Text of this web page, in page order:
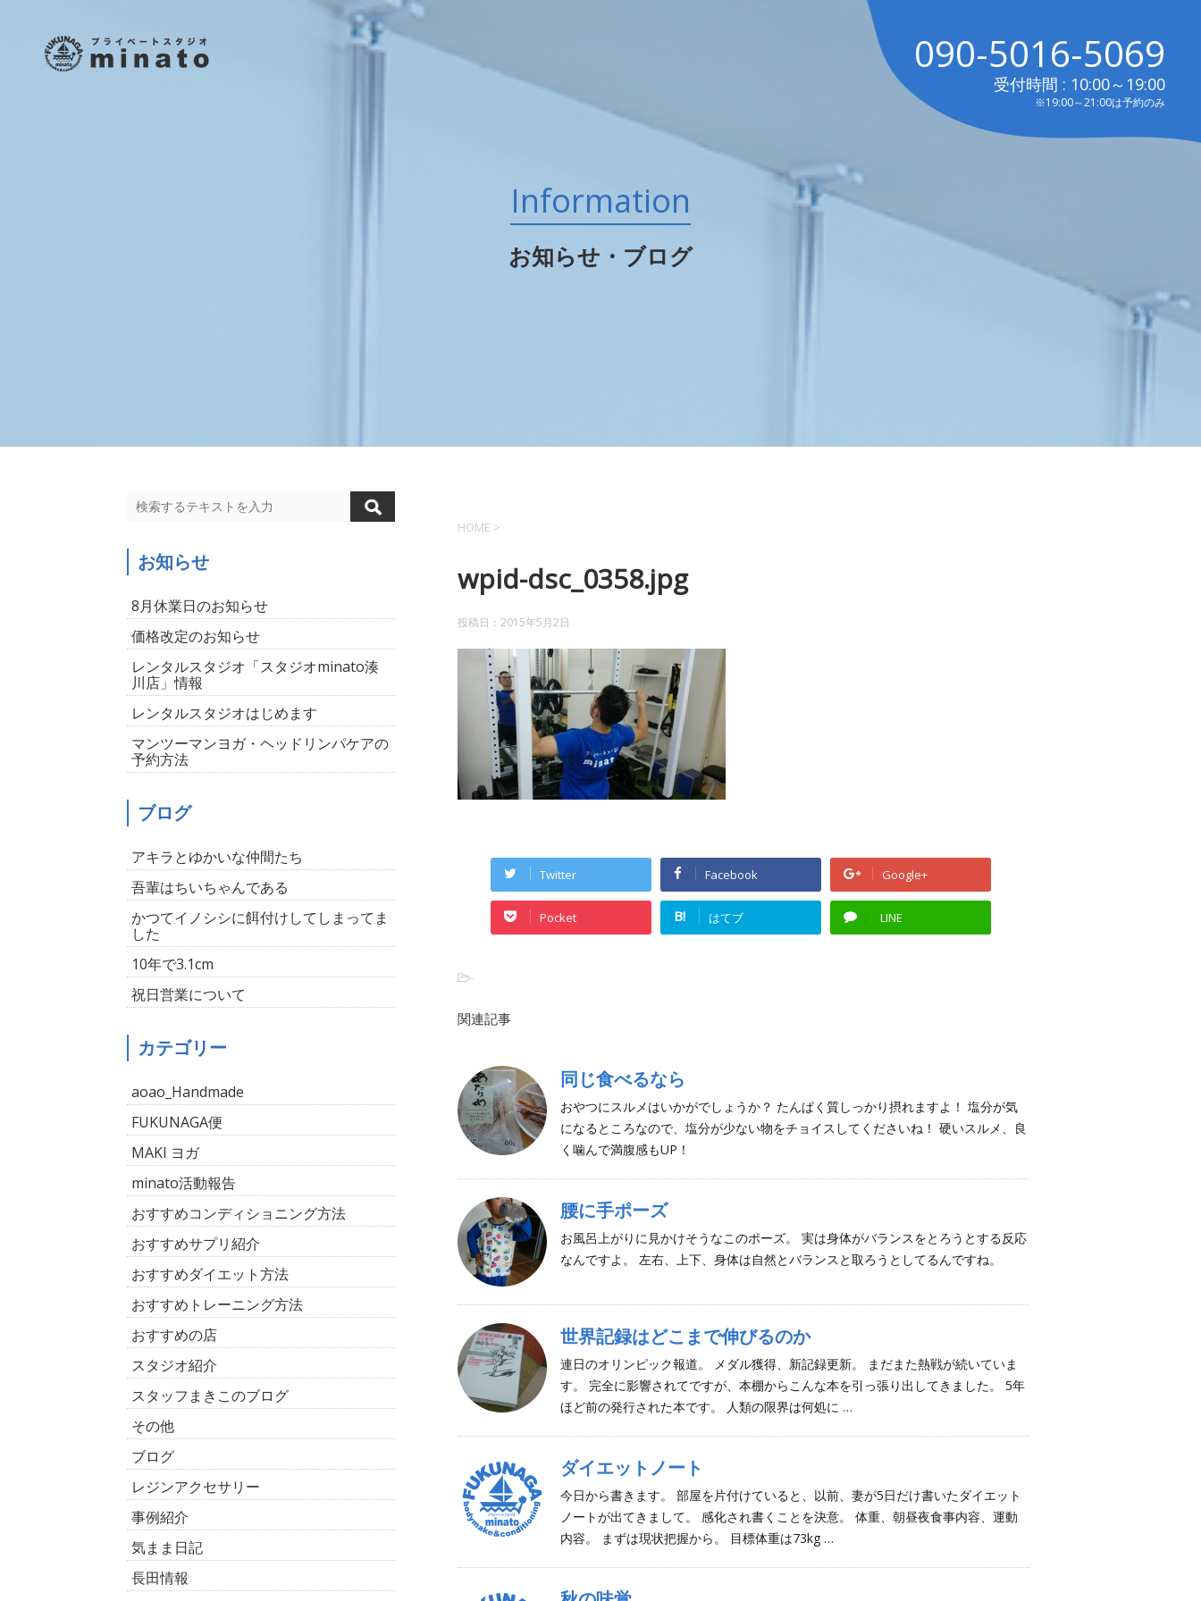
Information
お知らせ・ブログ
090-5016-5069
受付時間 : 10:00～19:00
※19:00～21:00は予約のみ
HOME >
wpid-dsc_0358.jpg
投稿日： 2015年5月2日
Twitter Facebook Google+
Pocket B! はてブ LINE
-
関連記事
同じ食べるなら
おやつにスルメはいかがでしょうか？ たんぱく質しっかり摂れますよ！ 塩分が気
になるところなので、塩分が少ない物をチョイスしてくださいね！ 硬いスルメ、良
く噛んで満腹感もUP！
腰に手ポーズ
お風呂上がりに見かけそうなこのポーズ。 実は身体がバランスをとろうとする反応
なんですよ。 左右、上下、身体は自然とバランスと取ろうとしてるんですね。
世界記録はどこまで伸びるのか
連日のオリンピック報道。 メダル獲得、新記録更新。 まだまた熱戦が続いていま
す。 完全に影響されてですが、本棚からこんな本を引っ張り出してきました。 5年
ほど前の発行された本です。 人類の限界は何処に …
ダイエットノート
今日から書きます。 部屋を片付けていると、以前、妻が5日だけ書いたダイエット
ノートが出てきまして。 感化され書くことを決意。 体重、朝昼夜食事内容、運動
内容。 まずは現状把握から。 目標体重は73kg …
お知らせ
8月休業日のお知らせ
価格改定のお知らせ
レンタルスタジオ「スタジオminato湊
川店」情報
レンタルスタジオはじめます
マンツーマンヨガ・ヘッドリンパケアの
予約方法
ブログ
アキラとゆかいな仲間たち
吾輩はちいちゃんである
かつてイノシシに餌付けしてしまってま
した
10年で3.1cm
祝日営業について
カテゴリー
aoao_Handmade
FUKUNAGA便
MAKI ヨガ
minato活動報告
おすすめコンディショニング方法
おすすめサプリ紹介
おすすめダイエット方法
おすすめトレーニング方法
おすすめの店
スタジオ紹介
スタッフまきこのブログ
その他
ブログ
レジンアクセサリー
事例紹介
気まま日記
長田情報